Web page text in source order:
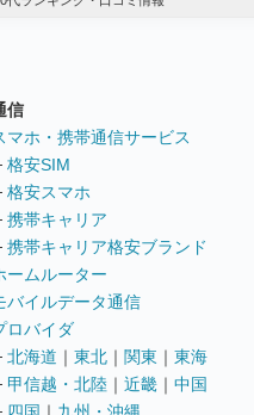
信
マホ・携帯通信サービス
格安SIM
格安スマホ
携帯キャリア
携帯キャリア格安ブランド
ームルーター
バイルデータ通信
ロバイダ
北海道 ｜ 東北 ｜ 関東 ｜ 東海
甲信越・北陸 ｜ 近畿 ｜ 中国